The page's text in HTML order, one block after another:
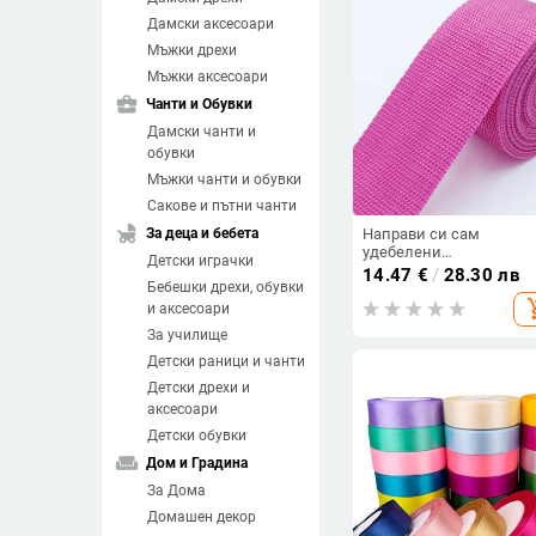
Дамски аксесоари
Мъжки дрехи
Мъжки аксесоари
business_center Чанти и Обувки
Дамски чанти и
обувки
Мъжки чанти и обувки
Сакове и пътни чанти
child_friendly За деца и бебета
Детски играчки
Бебешки дрехи, обувки
и аксесоари
За училище
Детски раници и чанти
Детски дрехи и
аксесоари
Детски обувки
weekend Дом и Градина
За Дома
Домашен декор
Направи си сам
удебелени
полипропиленови
ширина 5 см,
лента с дъга, ленти за
14.47 € / 28.30 лв